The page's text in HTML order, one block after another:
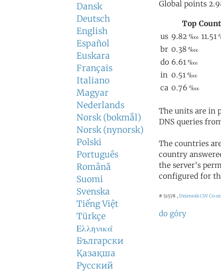
Dansk
Deutsch
English
Español
Euskara
Français
Italiano
Magyar
Nederlands
Norsk (bokmål)
Norsk (nynorsk)
Polski
Português
Română
Suomi
Svenska
Tiếng Việt
Türkçe
Ελληνικά
Български
Қазақша
Русский
The units are in
DNS queries
The countries
country
the server's
configured for
# 51578 , Dziennik CSVCo
do góry